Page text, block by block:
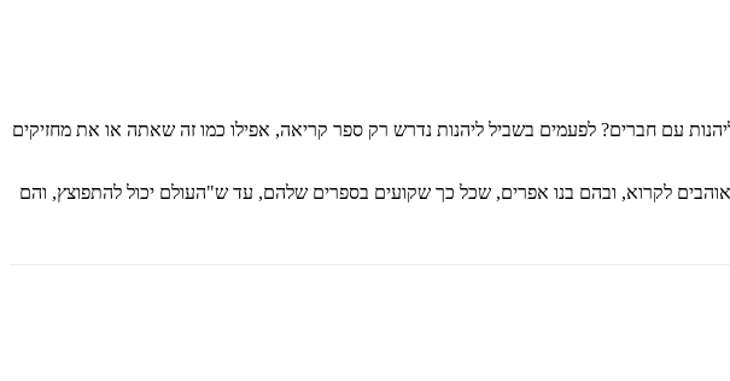
עם חברים? לפעמים בשביל ליהנות נדרש רק ספר קריאה, אפילו כמו זה שאתה או את מחזיקים
לקרוא, ובהם בנו אפרים, שכל כך שקועים בספרים שלהם, עד ש"העולם יכול להתפוצץ, והם